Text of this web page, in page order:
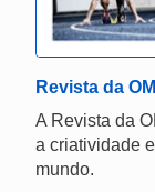
Revista da
A Revista da
a criatividade
mundo.